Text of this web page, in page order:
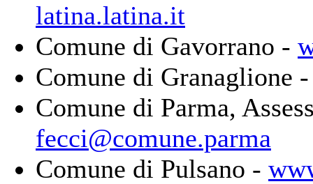
latina.latina.it
Comune di Gavorrano -
Comune di Granaglione
Comune di Parma,
fecci@comune.parma
Comune di Pulsano -